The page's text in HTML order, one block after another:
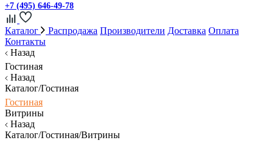
+7 (495) 646-49-78
Каталог Распродажа Производители Доставка Оплата
Контакты
Назад
Гостиная
Назад
Каталог/Гостиная
Гостиная
Витрины
Назад
Каталог/Гостиная/Витрины